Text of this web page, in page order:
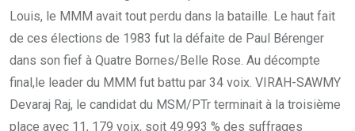
Louis, le MMM avait tout perdu dans la bataille. Le haut fait
de ces élections de 1983 fut la défaite de Paul Bérenger
dans son fief à Quatre Bornes/Belle Rose. Au décompte
final,le leader du MMM fut battu par 34 voix. VIRAH-SAWMY
Devaraj Raj, le candidat du MSM/PTr terminait à la troisième
place avec 11, 179 voix, soit 49.993 % des suffrages